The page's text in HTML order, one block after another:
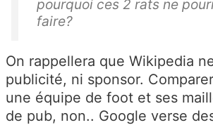
pourquoi ces 2 rats ne
faire?
On rappellera que Wikipedia
publicité, ni sponsor.
une équipe de foot et ses
de pub, non.. Google verse